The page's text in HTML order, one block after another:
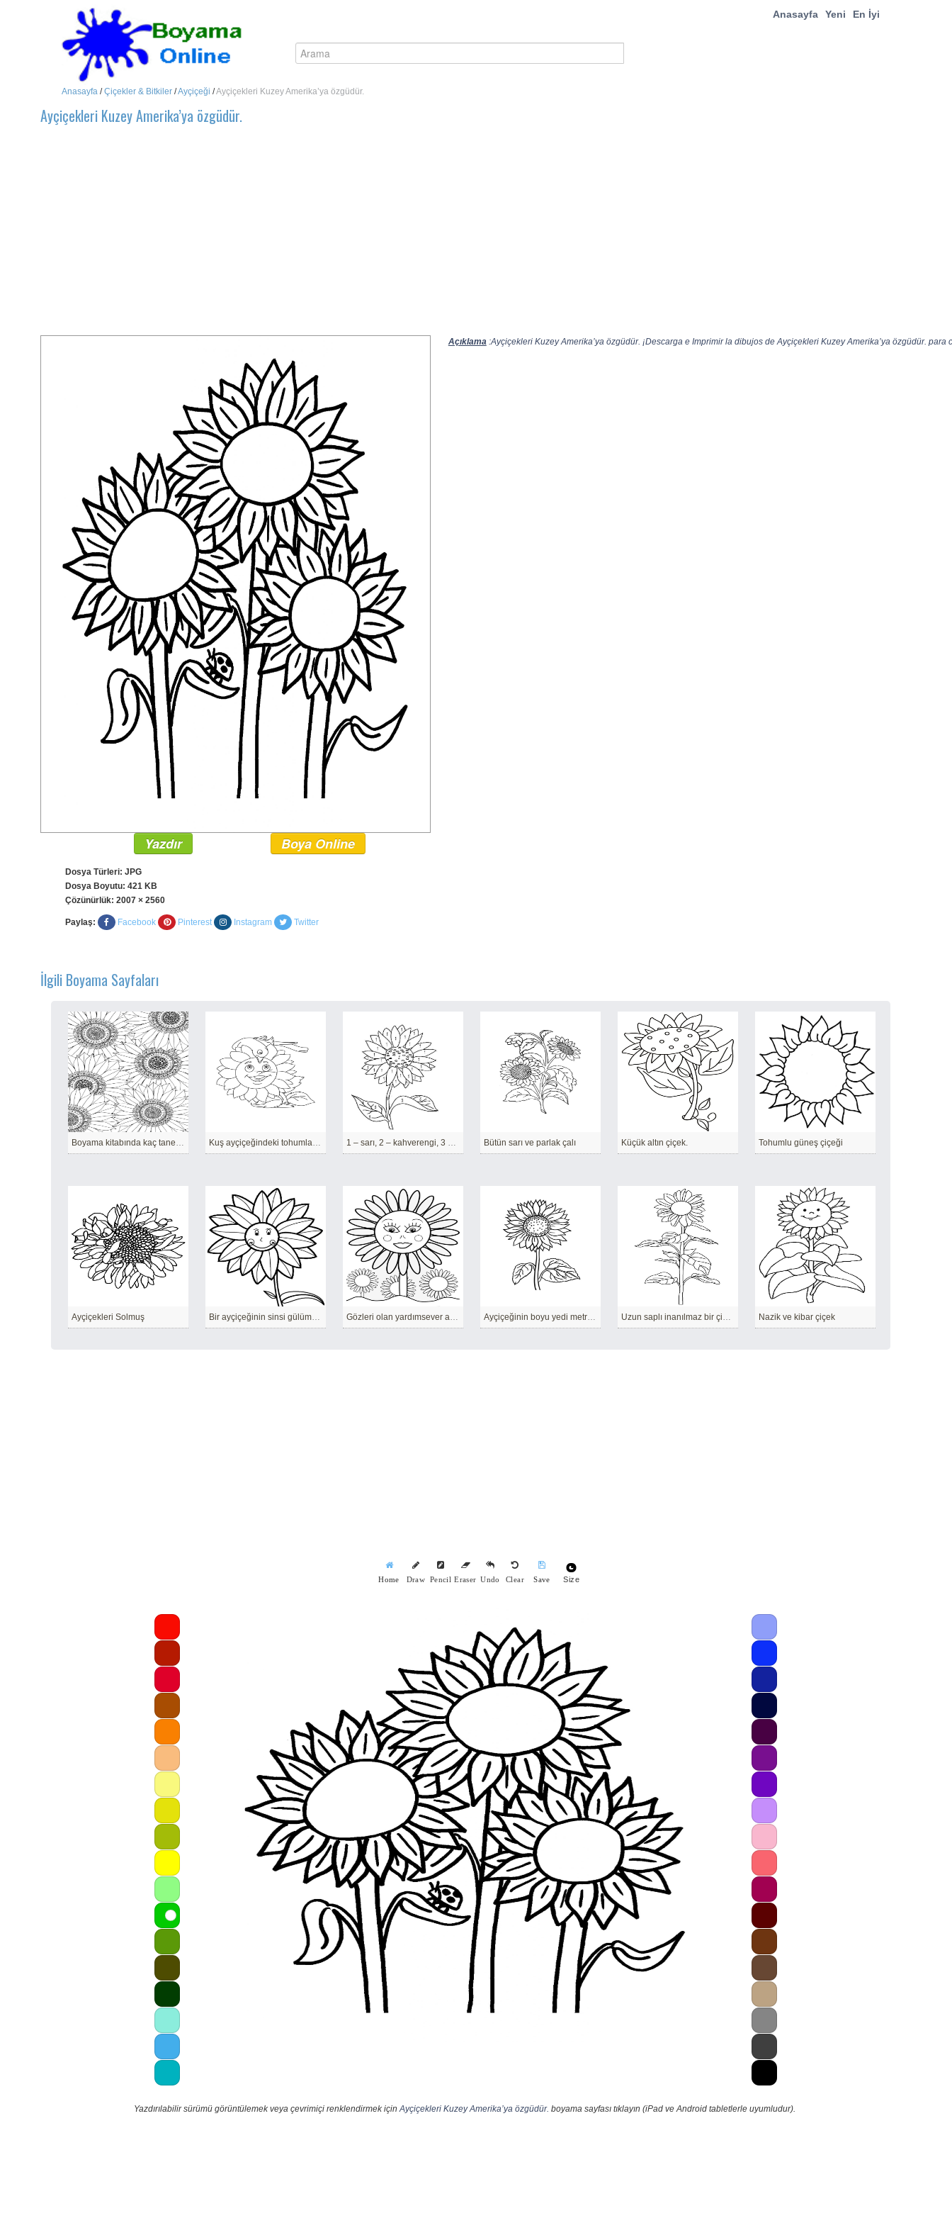
Anasayfa Yeni En İyi
Anasayfa /Çiçekler & Bitkiler /Ayçiçeği /Ayçiçekleri Kuzey Amerika’ya özgüdür.
Ayçiçekleri Kuzey Amerika’ya özgüdür.
Açıklama:Ayçiçekleri Kuzey Amerika’ya özgüdür. ¡Descarga e Imprimir la dibujos de Ayçiçekleri Kuzey Amerika’ya özgüdür. para
Yazdır Boya Online
Dosya Türleri: JPG
Dosya Boyutu: 421 KB
Çözünürlük: 2007 × 2560
Paylaş: Facebook Pinterest Instagram Twitter
İlgili Boyama Sayfaları
Boyama kitabında kaç tane ayçiçeği olduğunu sayın Kuş ayçiçeğindeki tohumları gagalamaya çalışıyor. 1 – sarı, 2 – kahverengi, 3 – yeşil Bütün sarı ve parlak çalı Küçük altın çiçek. Tohumlu güneş çiçeği
Ayçiçekleri Solmuş Bir ayçiçeğinin sinsi gülümsemesi Gözleri olan yardımsever ayçiçeği. Ayçiçeğinin boyu yedi metreye kadar uzayabilir. Uzun saplı inanılmaz bir çiçek. Nazik ve kibar çiçek
Home Draw Pencil Eraser Undo Clear Save Size
Yazdırılabilir sürümü görüntülemek veya çevrimiçi renklendirmek içinAyçiçekleri Kuzey Amerika’ya özgüdür. boyama sayfası tıklayın (iPad ve Android tabletlerle uyumludur).